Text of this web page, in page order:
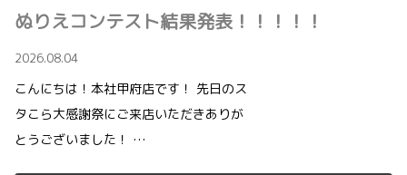
ぬりえコンテスト結果発表！！！！！
2026.08.04
こんにちは！本社甲府店です！ 先日のス
タこら大感謝祭にご来店いただきありが
とうございました！ …